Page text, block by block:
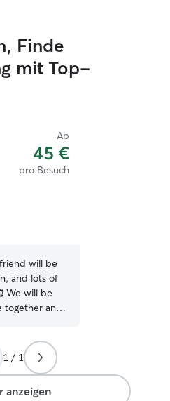
Finde
mit Top-
Ab
45 €
pro Besuch
will be
and lots of
We will be
together and
when
time to go
them At
things chill,
1 / 1
anzeigen